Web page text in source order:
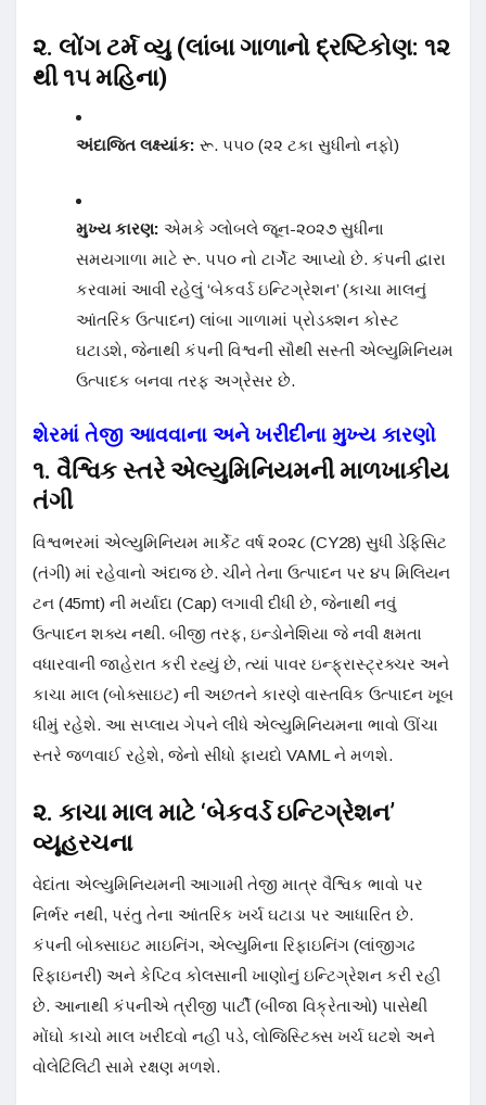
૨. લોંગ ટર્મ વ્યુ (લાંબા ગાળાનો દ્રષ્ટિકોણ: ૧૨
થી ૧૫ મહિના)
અંદાજિત લક્ષ્યાંક: રૂ. ૫૫૦ (૨૨ ટકા સુધીનો નફો)
મુખ્ય કારણ: એમકે ગ્લોબલે જૂન-૨૦૨૭ સુધીના
સમયગાળા માટે રૂ. ૫૫૦ નો ટાર્ગેટ આપ્યો છે. કંપની દ્વારા
કરવામાં આવી રહેલું ‘બેકવર્ડ ઇન્ટિગ્રેશન’ (કાચા માલનું
આંતરિક ઉત્પાદન) લાંબા ગાળામાં પ્રોડક્શન કોસ્ટ
ઘટાડશે, જેનાથી કંપની વિશ્વની સૌથી સસ્તી એલ્યુમિનિયમ
ઉત્પાદક બનવા તરફ અગ્રેસર છે.
શેરમાં તેજી આવવાના અને ખરીદીના મુખ્ય કારણો
૧. વૈશ્વિક સ્તરે એલ્યુમિનિયમની માળખાકીય
તંગી
વિશ્વભરમાં એલ્યુમિનિયમ માર્કેટ વર્ષ ૨૦૨૮ (CY28) સુધી ડેફિસિટ
(તંગી) માં રહેવાનો અંદાજ છે. ચીને તેના ઉત્પાદન પર ૪૫ મિલિયન
ટન (45mt) ની મર્યાદા (Cap) લગાવી દીધી છે, જેનાથી નવું
ઉત્પાદન શક્ય નથી. બીજી તરફ, ઇન્ડોનેશિયા જે નવી ક્ષમતા
વધારવાની જાહેરાત કરી રહ્યું છે, ત્યાં પાવર ઇન્ફ્રાસ્ટ્રક્ચર અને
કાચા માલ (બોક્સાઇટ) ની અછતને કારણે વાસ્તવિક ઉત્પાદન ખૂબ
ધીમું રહેશે. આ સપ્લાય ગેપને લીધે એલ્યુમિનિયમના ભાવો ઊંચા
સ્તરે જળવાઈ રહેશે, જેનો સીધો ફાયદો VAML ને મળશે.
૨. કાચા માલ માટે ‘બેકવર્ડ ઇન્ટિગ્રેશન’
વ્યૂહરચના
વેદાંતા એલ્યુમિનિયમની આગામી તેજી માત્ર વૈશ્વિક ભાવો પર
નિર્ભર નથી, પરંતુ તેના આંતરિક ખર્ચ ઘટાડા પર આધારિત છે.
કંપની બોક્સાઇટ માઇનિંગ, એલ્યુમિના રિફાઇનિંગ (લાંજીગઢ
રિફાઇનરી) અને કેપ્ટિવ કોલસાની ખાણોનું ઇન્ટિગ્રેશન કરી રહી
છે. આનાથી કંપનીએ ત્રીજી પાર્ટી (બીજા વિક્રેતાઓ) પાસેથી
મોંઘો કાચો માલ ખરીદવો નહીં પડે, લોજિસ્ટિક્સ ખર્ચ ઘટશે અને
વોલેટિલિટી સામે રક્ષણ મળશે.